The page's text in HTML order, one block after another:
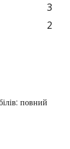
3
2
повний